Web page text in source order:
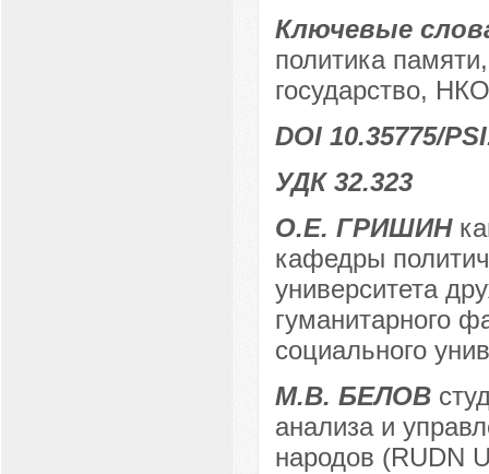
Ключевые
политика
государство,
DOI 10.35775/
УДК 32.323
О.Е. ГРИШИН
кафедры
университета
гуманитарного
социального
М.В. БЕЛОВ
анализа и
народов (RUDN